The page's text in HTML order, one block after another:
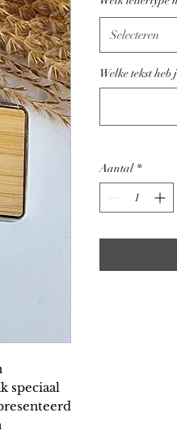
speciaal
Selecteren
Welke tekst
Aantal *